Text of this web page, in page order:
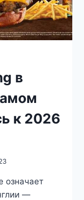
в
к 2026
означает
—